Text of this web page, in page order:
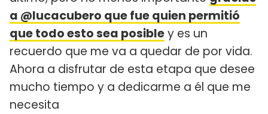
a @lucacubero que fue quien permitió
que todo esto sea posibley es un
recuerdo que me va a quedar de por vida.
Ahora a disfrutar de esta etapa que desee
mucho tiempo y a dedicarme a él que me
necesita